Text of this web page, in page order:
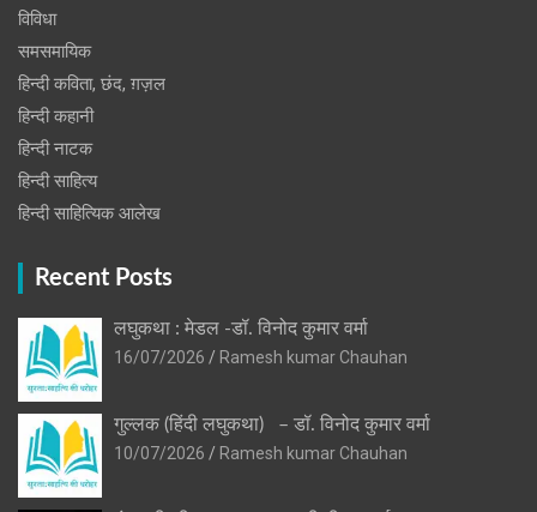
विविधा
समसमायिक
हिन्दी कविता, छंद, ग़ज़ल
हिन्दी कहानी
हिन्‍दी नाटक
हिन्दी साहित्य
हिन्दी साहित्यिक आलेख
Recent Posts
लघुकथा : मेडल -डॉ. विनोद कुमार वर्मा
16/07/2026
Ramesh kumar Chauhan
गुल्लक (हिंदी लघुकथा) – डॉ. विनोद कुमार वर्मा
10/07/2026
Ramesh kumar Chauhan